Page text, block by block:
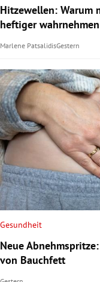
Hitzewellen: Warum
heftiger wahrnehmen
Marlene PatsalidisGestern
Gesundheit
Neue
von Bauchfett